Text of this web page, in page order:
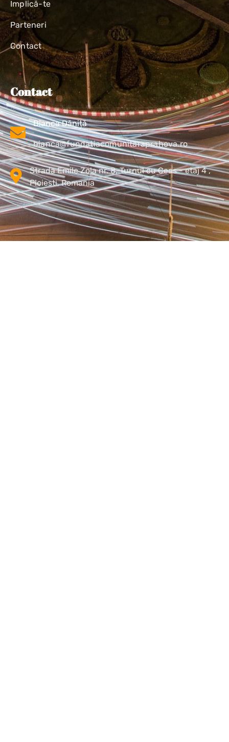
Implică-te
Parteneri
Contact
Contact
Bianca Dăniță
bianca@fundatiacomunitaraprahova.ro
Strada Emile Zola nr. 8, Turnul cu Ceas - etaj 4 ,
Ploiesti, Romania